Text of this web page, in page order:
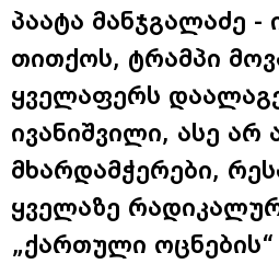
პაატა მანჯგალაძე -
თითქოს, ტრამპი
ყველაფერს
ივანიშვილი, ასე არ
მხარდამჭერები,
ყველაზე
„ქართული ოცნების“